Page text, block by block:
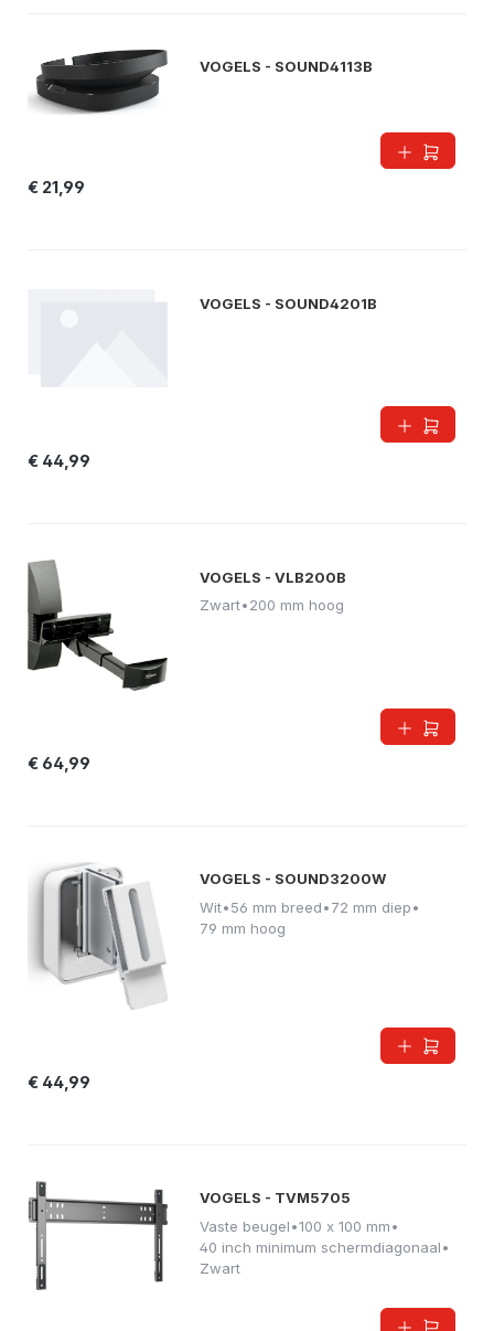
VOGELS - SOUND4113B
€ 21,99
VOGELS - SOUND4201B
€ 44,99
VOGELS - VLB200B
Zwart•200 mm hoog
€ 64,99
VOGELS - SOUND3200W
Wit•56 mm breed•72 mm diep•
79 mm hoog
€ 44,99
VOGELS - TVM5705
Vaste beugel•100 x 100 mm•
40 inch minimum schermdiagonaal•
Zwart